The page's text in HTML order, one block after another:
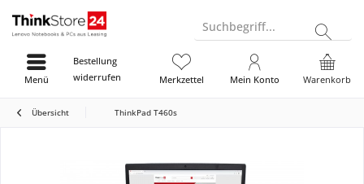
Suchbegriff...
Bestellung
widerrufen
Warenkorb
Merkzettel Mein Konto
Menü
Übersicht ThinkPad T460s